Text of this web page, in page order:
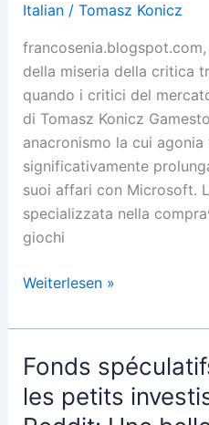
Italian/ Tomasz Konicz
della miseria della critica
quando i critici del
di Tomasz Konicz
anacronismo la cui agonia
significativamente
suoi affari con Microsoft.
specializzata nella
giochi
Hedge
GameStop
i
piccoli
Weiterlesen »
Fonds
les petits